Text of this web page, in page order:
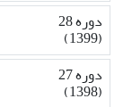
دوره 28
(1399)
دوره 27
(1398)